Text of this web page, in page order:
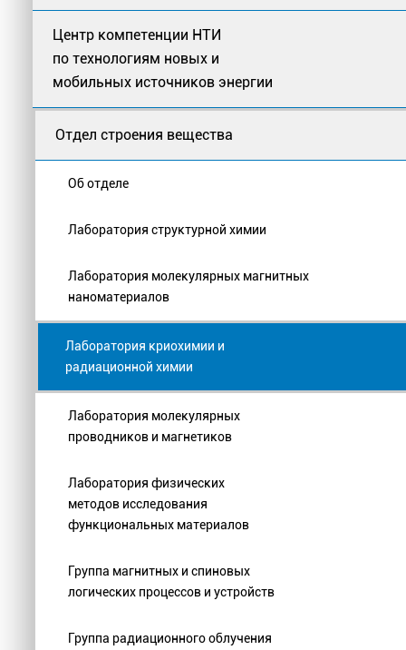
Центр компетенции НТИ
по технологиям новых и
мобильных источников энергии
Отдел строения вещества
Об отделе
Лаборатория структурной химии
Лаборатория молекулярных магнитных
наноматериалов
Лаборатория криохимии и
радиационной химии
Лаборатория молекулярных
проводников и магнетиков
Лаборатория физических
методов исследования
функциональных материалов
Группа магнитных и спиновых
логических процессов и устройств
Группа радиационного облучения